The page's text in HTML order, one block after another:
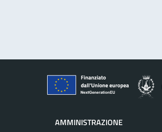
AMMINISTRAZIONE